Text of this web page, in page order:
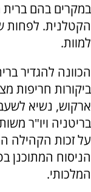
במקרים בהם ברית
הקטלנית. לפחות
למוות.
הכוונה להגדיר
ביקורות חריפות
ארקוש, נשיא
בריטניה ויו"ר
על זכות הקהילה
הניסוח המתוכנן
המלכותי.